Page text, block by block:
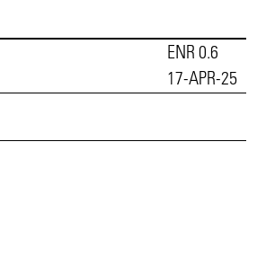
ENR 0.6
17-APR-25